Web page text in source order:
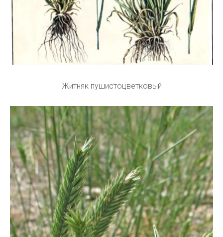
Житняк пушистоцветковый